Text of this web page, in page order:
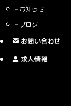
お知らせ
ブログ
お問い合わせ
求人情報